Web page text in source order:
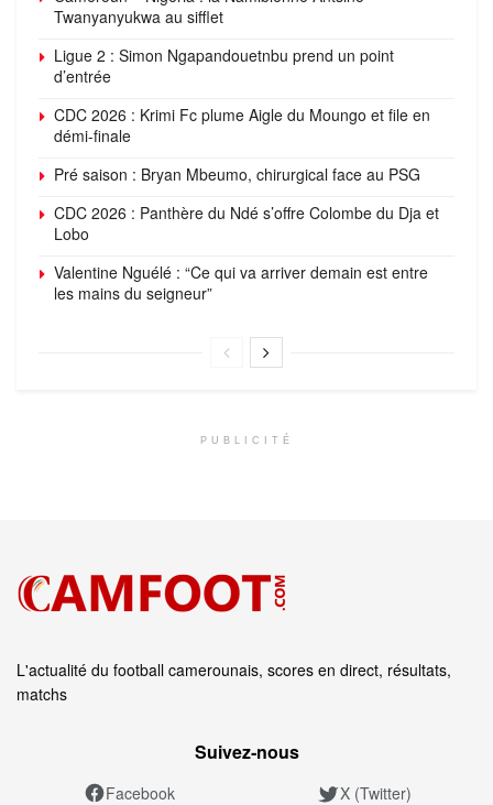
Twanyanyukwa au sifflet
Ligue 2 : Simon Ngapandouetnbu prend un point
d’entrée
CDC 2026 : Krimi Fc plume Aigle du Moungo et file en
démi-finale
Pré saison : Bryan Mbeumo, chirurgical face au PSG
CDC 2026 : Panthère du Ndé s’offre Colombe du Dja et
Lobo
Valentine Nguélé : “Ce qui va arriver demain est entre
les mains du seigneur”
PUBLICITÉ
L'actualité du football camerounais, scores en direct, résultats,
matchs
Suivez‑nous
Facebook X (Twitter)